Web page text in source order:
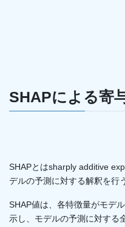
SHAPによる寄
SHAPとはsharply additive
デルの予測に対する解釈を行
SHAP値は、各特徴量がモデ
示し、モデルの予測に対する